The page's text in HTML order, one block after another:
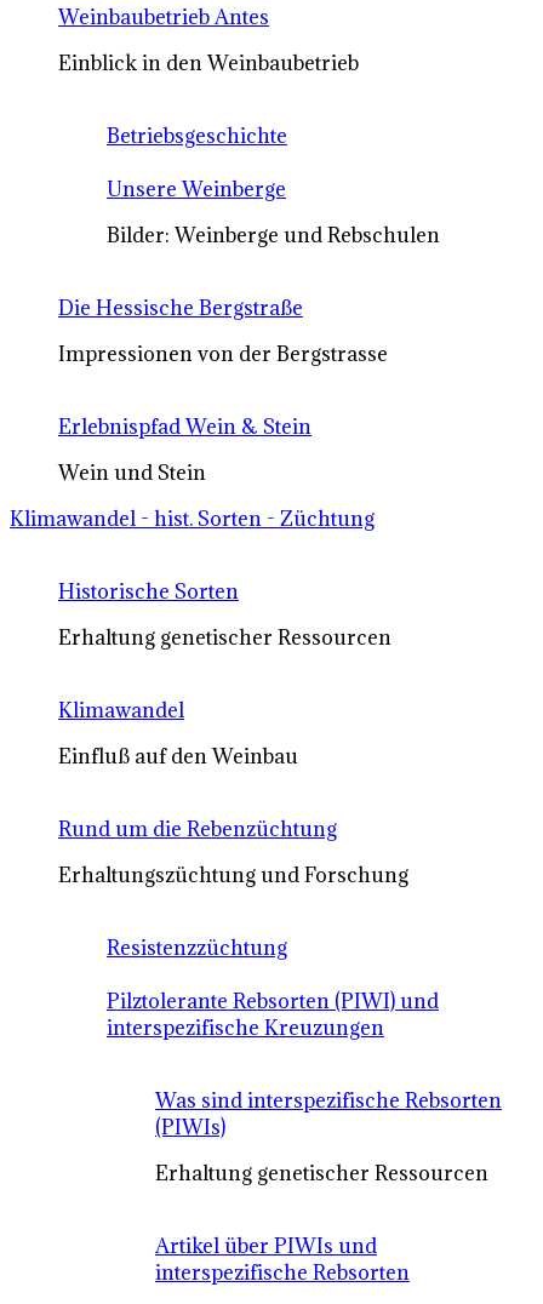
Weinbaubetrieb Antes
Einblick in den Weinbaubetrieb
Betriebsgeschichte
Unsere Weinberge
Bilder: Weinberge und Rebschulen
Die Hessische Bergstraße
Impressionen von der Bergstrasse
Erlebnispfad Wein & Stein
Wein und Stein
Klimawandel - hist. Sorten - Züchtung
Historische Sorten
Erhaltung genetischer Ressourcen
Klimawandel
Einfluß auf den Weinbau
Rund um die Rebenzüchtung
Erhaltungszüchtung und Forschung
Resistenzzüchtung
Pilztolerante Rebsorten (PIWI) und
interspezifische Kreuzungen
Was sind interspezifische Rebsorten
(PIWIs)
Erhaltung genetischer Ressourcen
Artikel über PIWIs und
interspezifische Rebsorten